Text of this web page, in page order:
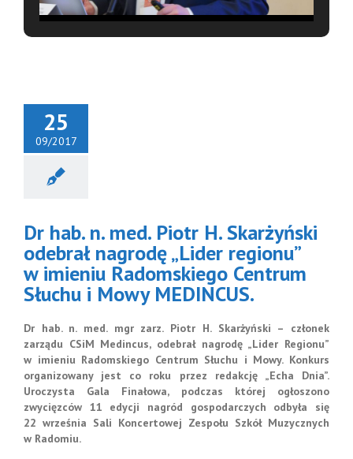
25
09/2017
n. med.
Skarżyński
nagrodę
Słuchu
MEDINCUS.
Dr hab. n. med. Piotr H. Skarżyński
odebrał nagrodę „Lider regionu”
w imieniu Radomskiego Centrum
Słuchu i Mowy MEDINCUS.
Dr hab. n. med. mgr zarz. Piotr H. Skarżyński – członek
zarządu CSiM Medincus, odebrał nagrodę „Lider Regionu”
w imieniu Radomskiego Centrum Słuchu i Mowy. Konkurs
organizowany jest co roku przez redakcję „Echa Dnia”.
Uroczysta Gala Finałowa, podczas której ogłoszono
zwycięzców 11 edycji nagród gospodarczych odbyła się
22 września Sali Koncertowej Zespołu Szkół Muzycznych
w Radomiu.